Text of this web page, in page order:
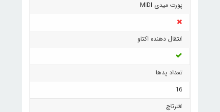
پورت میدی MIDI
انتقال دهنده اکتاو
تعداد پدها
16
افترتاچ